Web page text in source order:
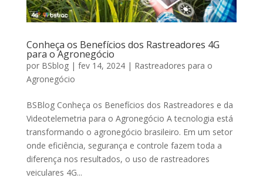
Conheça os Benefícios dos Rastreadores 4G
para o Agronegócio
por BSblog| fev 14, 2024| Rastreadores para o
Agronegócio
BSBlog Conheça os Benefícios dos Rastreadores e da
Videotelemetria para o Agronegócio A tecnologia está
transformando o agronegócio brasileiro. Em um setor
onde eficiência, segurança e controle fazem toda a
diferença nos resultados, o uso de rastreadores
veiculares 4G...